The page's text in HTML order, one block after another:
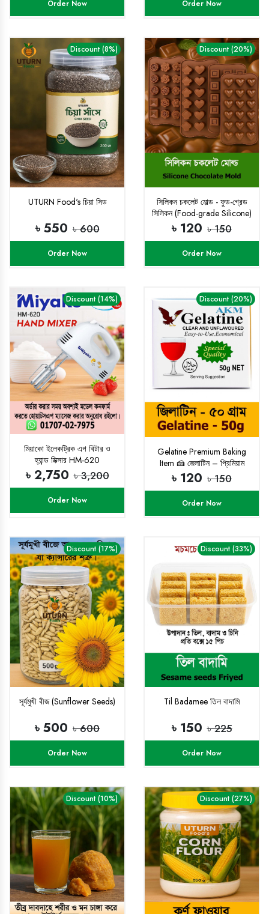
Order Now Order Now
Discount (8%)
UTURN Food's চিয়া সিড
৳ 550 ৳ 600
Order Now
Discount (20%)
সিলিকন চকলেট মোল্ড - ফুড-গ্রেড
সিলিকন (Food-grade Silicone)
৳ 120 ৳ 150
Order Now
Discount (14%)
মিয়াকো ইলেকট্রিক এগ বিটার ও
হ্যান্ড মিক্সার HM-620
৳ 2,750 ৳ 3,200
Order Now
Discount (20%)
Gelatine Premium Baking
Item 🍰 জেলাটিন – প্রিমিয়াম
বেকিং আইটেম 🍮
৳ 120 ৳ 150
Order Now
Discount (17%)
সূর্যমুখী বীজ (Sunflower Seeds)
৳ 500 ৳ 600
Order Now
Discount (33%)
Til Badamee তিল বাদামি
৳ 150 ৳ 225
Order Now
Discount (10%) Discount (27%)